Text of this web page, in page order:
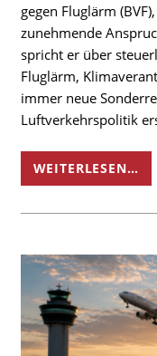
gegen Fluglärm
zunehmende
spricht er über
Fluglärm,
immer neue
Luftverkehrspolitik
WEITERLESEN…